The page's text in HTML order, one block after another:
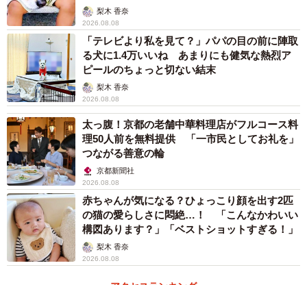
「尊…」
梨木 香奈
2026.08.08
「テレビより私を見て？」パパの目の前に陣取
る犬に1.4万いいね あまりにも健気な熱烈ア
ピールのちょっと切ない結末
梨木 香奈
2026.08.08
太っ腹！京都の老舗中華料理店がフルコース料
理50人前を無料提供 「一市民としてお礼を」
つながる善意の輪
京都新聞社
2026.08.08
赤ちゃんが気になる？ひょっこり顔を出す2匹
の猫の愛らしさに悶絶…！ 「こんなかわいい
構図あります？」「ベストショットすぎる！」
梨木 香奈
2026.08.08